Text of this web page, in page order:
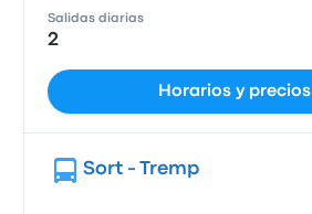
Salidas diarias
2
Horarios y precios
Sort - Tremp